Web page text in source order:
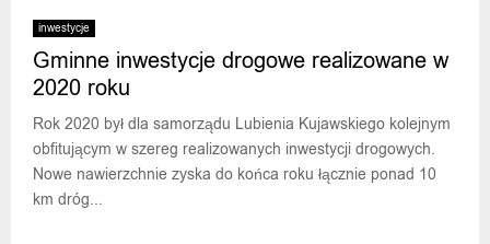
inwestycje
Gminne inwestycje drogowe realizowane w
2020 roku
Rok 2020 był dla samorządu Lubienia Kujawskiego kolejnym
obfitującym w szereg realizowanych inwestycji drogowych.
Nowe nawierzchnie zyska do końca roku łącznie ponad 10
km dróg...